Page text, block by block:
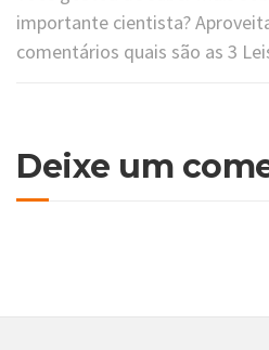
importante cientista?
comentários quais são as 3
Deixe um